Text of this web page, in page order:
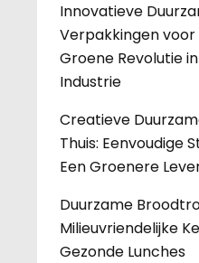
Innovatieve
Verpakkingen voor
Groene Revolutie
Industrie
Creatieve
Thuis: Eenvoudige
Een Groenere
Duurzame
Milieuvriendelijke
Gezonde Lunches